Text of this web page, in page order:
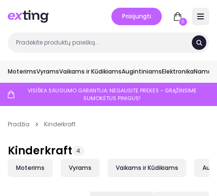
Prisijungti
0
MoterimsVyramsVaikams ir KūdikiamsAugintiniamsElektronikaNamai
VISIŠKA SAUGUMO GARANTIJA: NEGAUSITE PREKĖS - GRĄŽINSIME
SUMOKĖTUS PINIGUS!
Pradžia Kinderkraft
Kinderkraft 4
Moterims Vyrams Vaikams ir Kūdikiams